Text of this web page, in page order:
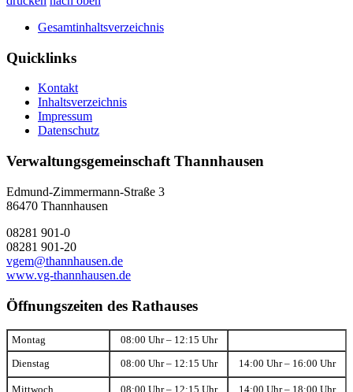
Gesamtinhaltsverzeichnis
Quicklinks
Kontakt
Inhaltsverzeichnis
Impressum
Datenschutz
Verwaltungsgemeinschaft Thannhausen
Edmund-Zimmermann-Straße 3
86470 Thannhausen
08281 901-0
08281 901-20
vgem@thannhausen.de
www.vg-thannhausen.de
Öffnungszeiten des Rathauses
Montag 08:00 Uhr – 12:15 Uhr
Dienstag 08:00 Uhr – 12:15 Uhr 14:00 Uhr – 16:00 Uhr